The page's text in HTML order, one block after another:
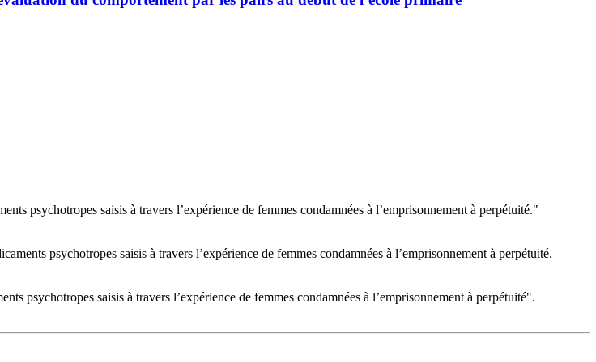
psychotropes saisis à travers l’expérience de femmes condamnées à l’emprisonnement à perpétuité."
psychotropes saisis à travers l’expérience de femmes condamnées à l’emprisonnement à perpétuité.
psychotropes saisis à travers l’expérience de femmes condamnées à l’emprisonnement à perpétuité".